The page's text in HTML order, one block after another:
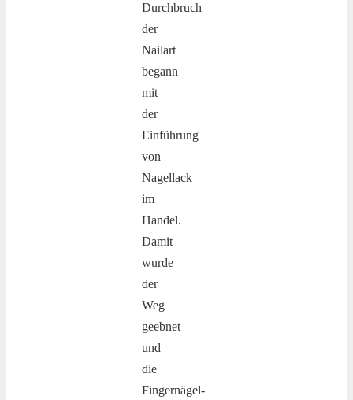
Durchbruch
der
Nailart
begann
mit
der
Einführung
von
Nagellack
im
Handel.
Damit
wurde
der
Weg
geebnet
und
die
Fingernägel-